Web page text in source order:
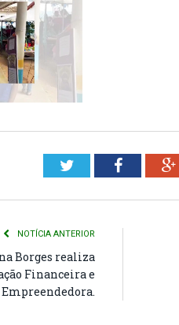
Twitter
NOTÍCIA ANTERIOR
Borges realiza
Financeira e
Empreendedora.